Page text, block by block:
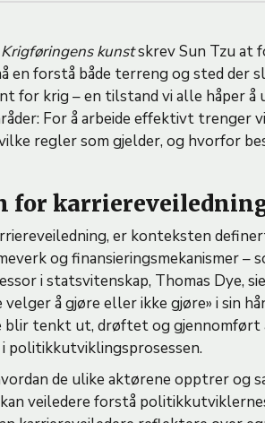
Krigføringens kunstskrev Sun Tzu at
en forstå både terreng og sted der
for krig – en tilstand vi alle håper å
For å arbeide effektivt trenger
regler som gjelder, og hvorfor
for
er konteksten
og finansieringsmekanismer
i statsvitenskap, Thomas Dye,
å gjøre eller ikke gjøre» i sin
tenkt ut, drøftet og gjennomført
politikkutviklingsprosessen.
de ulike aktørene opptrer og
veiledere forstå